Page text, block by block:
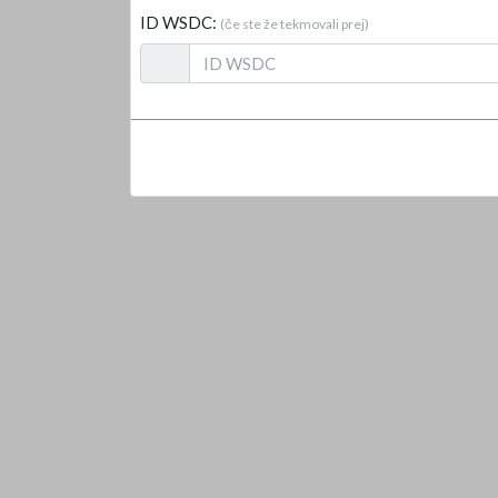
ID WSDC: (če ste že tekmovali prej)